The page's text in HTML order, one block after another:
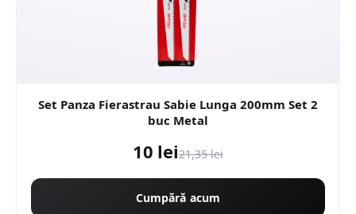
Set Panza Fierastrau Sabie Lunga 200mm Set 2
buc Metal
10 lei21,35 lei
Cumpără acum